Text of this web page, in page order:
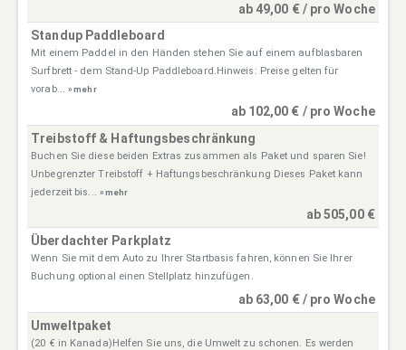
ab 49,00 € / pro Woche
Standup Paddleboard
Mit einem Paddel in den Händen stehen Sie auf einem aufblasbaren
Surfbrett - dem Stand-Up Paddleboard.Hinweis: Preise gelten für
vorab...» mehr
ab 102,00 € / pro Woche
Treibstoff & Haftungsbeschränkung
Buchen Sie diese beiden Extras zusammen als Paket und sparen Sie!
Unbegrenzter Treibstoff + Haftungsbeschränkung Dieses Paket kann
jederzeit bis... » mehr
ab 505,00 €
Überdachter Parkplatz
Wenn Sie mit dem Auto zu Ihrer Startbasis fahren, können Sie Ihrer
Buchung optional einen Stellplatz hinzufügen.
ab 63,00 € / pro Woche
Umweltpaket
(20 € in Kanada)Helfen Sie uns, die Umwelt zu schonen. Es werden